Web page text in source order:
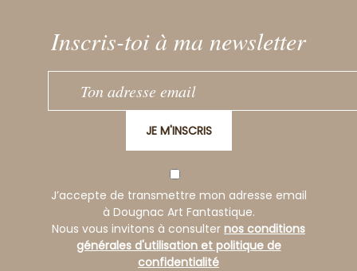
Inscris-toi à ma newsletter
JE M'INSCRIS
J’accepte de transmettre mon adresse email
à Dougnac Art Fantastique.
Nous vous invitons à consulter nos conditions
générales d'utilisation et politique de
confidentialité